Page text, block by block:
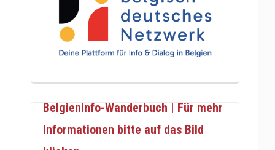
Belgieninfo-Wanderbuch | Für mehr
Informationen bitte auf das Bild